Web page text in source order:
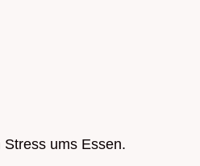
ums Essen.